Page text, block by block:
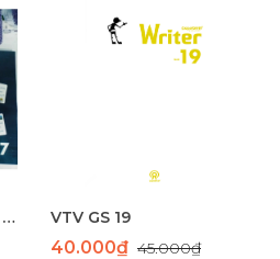
3A82 VTV Grapeseed 10 ($$) -PHUN VTV GS 19
40.000₫ 45.000₫